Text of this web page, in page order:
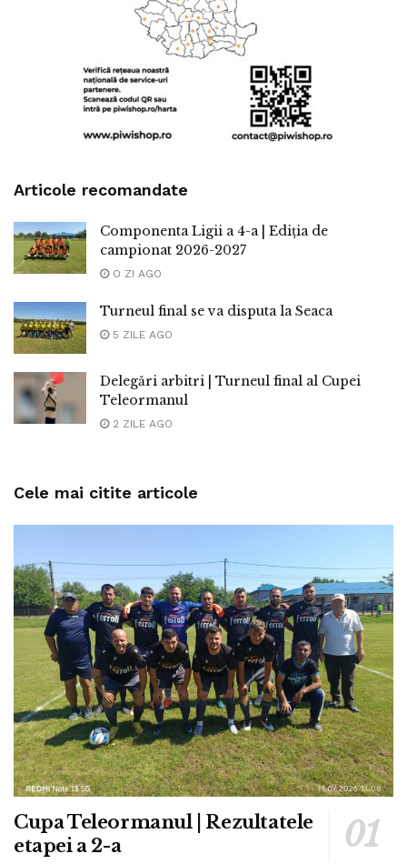
Articole recomandate
Componenta Ligii a 4-a | Ediția de
campionat 2026-2027
O ZI AGO
Turneul final se va disputa la Seaca
5 ZILE AGO
Delegări arbitri | Turneul final al Cupei
Teleormanul
2 ZILE AGO
Cele mai citite articole
Cupa Teleormanul | Rezultatele
etapei a 2-a